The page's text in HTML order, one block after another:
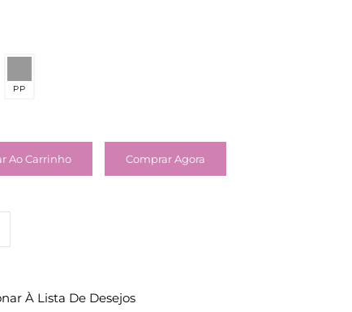
PP
Ao Carrinho Comprar Agora
À Lista De Desejos